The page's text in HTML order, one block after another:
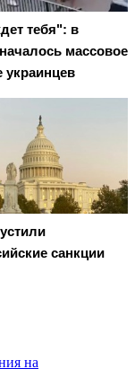
тебя": в
массовое
украинцев
санкции
на